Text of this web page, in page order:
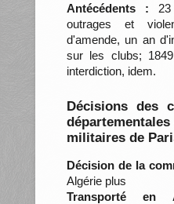
Antécédents : 23
outrages et
d'amende, un an
sur les clubs;
interdiction, idem.
Décisions des
militaires de
Décision de la
Algérie plus
Transporté en